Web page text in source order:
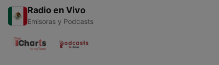
Radio en Vivo
Emisoras y Podcasts